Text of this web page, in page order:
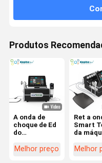
Produtos
A onda de
choque de Ed
do
da diatermia
Melhor preço
Ret a
Smart
da
dores do
Melhor